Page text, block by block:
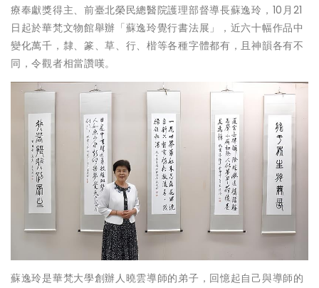
療奉獻獎得主、前臺北榮民總醫院護理部督導長蘇逸玲，10月21
日起於華梵文物館舉辦「蘇逸玲覺行書法展」，近六十幅作品中
變化萬千，隸、篆、草、行、楷等各種字體都有，且神韻各有不
同，令觀者相當讚嘆。
蘇逸玲是華梵大學創辦人曉雲導師的弟子，回憶起自己與導師的